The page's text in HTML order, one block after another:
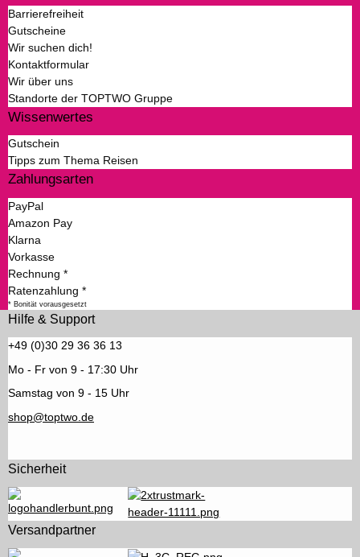
Barrierefreiheit
Gutscheine
Wir suchen dich!
Kontaktformular
Wir über uns
Standorte der TOPTWO Gruppe
Wissenwertes
Gutschein
Tipps zum Thema Reisen
Zahlungsarten
PayPal
Amazon Pay
Klarna
Vorkasse
Rechnung *
Ratenzahlung *
* Bonität vorausgesetzt
Hilfe & Support
+49 (0)30 29 36 36 13
Mo - Fr von 9 - 17:30 Uhr
Samstag von 9 - 15 Uhr
shop@toptwo.de
Sicherheit
Versandpartner